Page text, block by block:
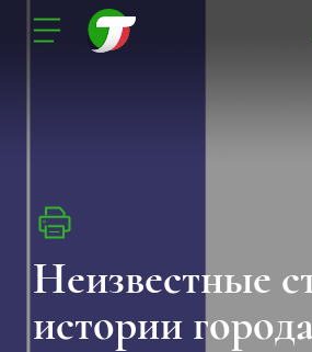
Неизвестные
истории